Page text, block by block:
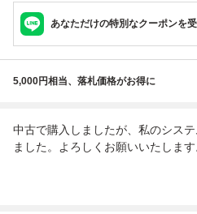
あなただけの特別なクーポンを
5,000円相当、落札価格がお得に
中古で購入しましたが、私のシス
ました。よろしくお願いいたします